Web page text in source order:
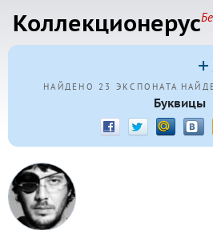
Коллекционерус
НАЙДЕНО 23 ЭКСПОНАТА
Буквицы